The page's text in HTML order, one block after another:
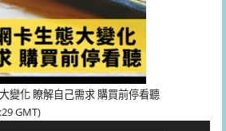
變化 瞭解自己需求 購買前停看聽
GMT)